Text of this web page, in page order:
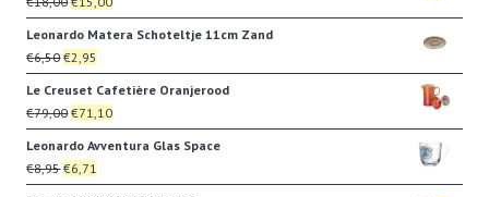
€4,20.€3,99.
prijs
was:
€18,00.
prijs
Leonardo Matera Schoteltje 11cm Zand
€6,50Oorspronkelijke
prijs
was:
€6,50.
€2,95
prijs
is:
€2,95.
Le Creuset Cafetière Oranjerood
€79,00Oorspronkelijke
prijs
was:
€79,00.
€71,10Huidige
prijs
Leonardo Avventura Glas Space
€8,95Oorspronkelijke
prijs
€6,71
prijs